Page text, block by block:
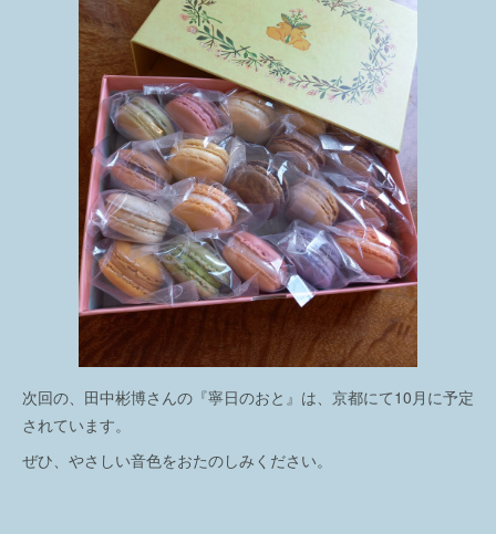
次回の、田中彬博さんの『寧日のおと』は、京都にて10月に予定
されています。
ぜひ、やさしい音色をおたのしみください。